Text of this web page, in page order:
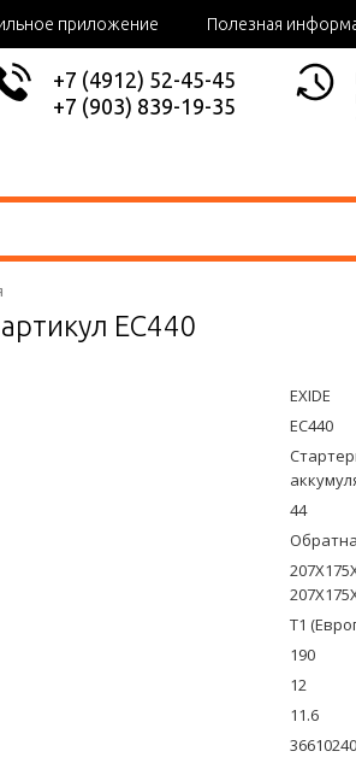
приложение Полезная
+7 (4912) 52-45-45
+7 (903) 839-19-35
EC440
EXIDE
EC440
44
T1
190
12
11.6